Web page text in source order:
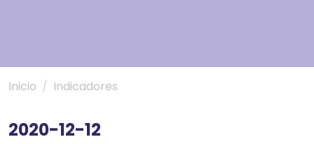
Inicio Indicadores
2020-12-12